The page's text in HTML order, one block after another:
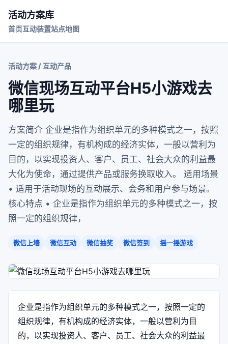
活动方案库
首页互动装置站点地图
活动方案 / 互动产品
微信现场互动平台H5小游戏去
哪里玩
方案简介 企业是指作为组织单元的多种模式之一，按照
一定的组织规律，有机构成的经济实体，一般以营利为
目的，以实现投资人、客户、员工、社会大众的利益最
大化为使命，通过提供产品或服务换取收入。 适用场景
• 适用于活动现场的互动展示、会务和用户参与场景。
核心特点 • 企业是指作为组织单元的多种模式之一，按
照一定的组织规律，
微信上墙 微信互动 微信抽奖 微信签到 摇一摇游戏
企业是指作为组织单元的多种模式之一，按照一定的
组织规律，有机构成的经济实体，一般以营利为目
的，以实现投资人、客户、员工、社会大众的利益最